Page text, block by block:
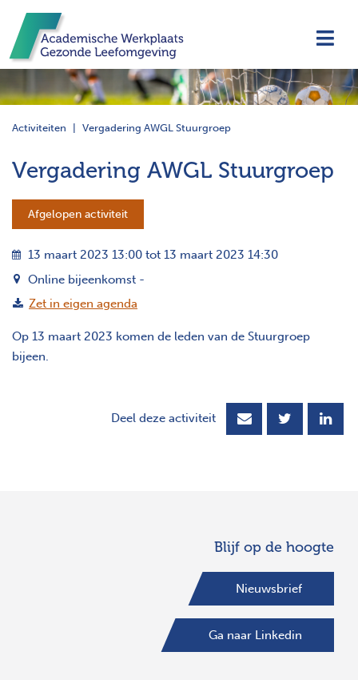
Activiteiten Vergadering AWGL Stuurgroep
Vergadering AWGL Stuurgroep
Afgelopen activiteit
13 maart 2023 13:00 tot 13 maart 2023 14:30
Online bijeenkomst -
Zet in eigen agenda
Op 13 maart 2023 komen de leden van de Stuurgroep
bijeen.
Deel deze activiteit
Blijf op de hoogte
Nieuwsbrief
Ga naar Linkedin